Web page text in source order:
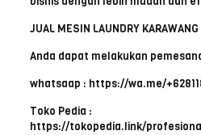
JUAL MESIN LAUNDRY KARAWANG
Anda dapat melakukan
whatsaap : https://wa.me/
Toko Pedia :
https://tokopedia.link/